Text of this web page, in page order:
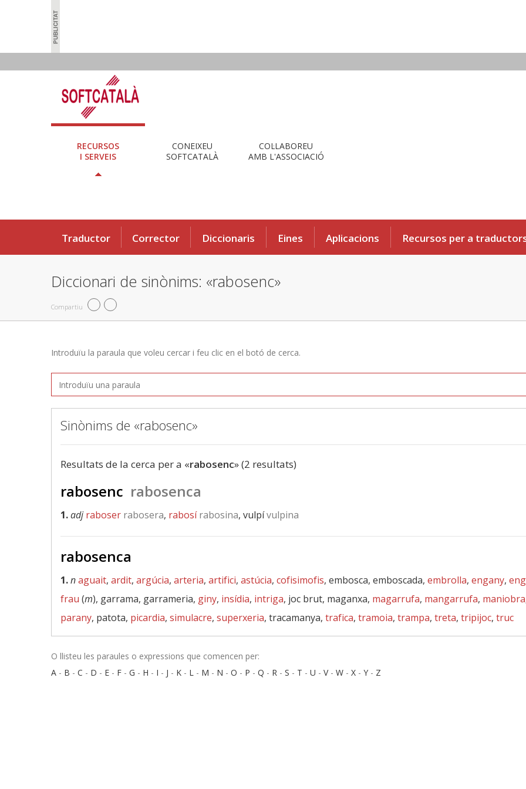
RECURSOS
I SERVEIS
CONEIXEU
SOFTCATALÀ
COL·LABOREU
AMB L'ASSOCIACIÓ
Traductor Corrector Diccionaris Eines Aplicacions Recursos per a
Diccionari de sinònims: «rabosenc»
Compartiu
Introduïu la paraula que voleu cercar i feu clic en el botó de cerca.
Sinònims de «rabosenc»
Resultats de la cerca per a «rabosenc» (2 resultats)
rabosenc rabosenca
1.adj raboser rabosera, rabosírabosina, vulpívulpina
rabosenca
1.naguait, ardit, argúcia, arteria, artifici, astúcia, cofisimofis, embosca, emboscada, embrolla, engany,
frau (m), garrama, garrameria, giny, insídia, intriga, joc brut, maganxa, magarrufa, mangarrufa, maniobra
parany, patota, picardia, simulacre, superxeria, tracamanya, trafica, tramoia, trampa, treta, tripijoc, truc
O llisteu les paraules o expressions que comencen per:
A - B - C - D - E - F - G - H - I - J - K - L - M - N - O - P - Q - R - S - T - U - V- W - X - Y - Z